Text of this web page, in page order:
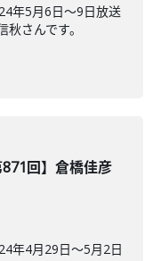
年5月6日〜9日放送
さんです。
871回】倉橋佳彦
年4月29日〜5月2日